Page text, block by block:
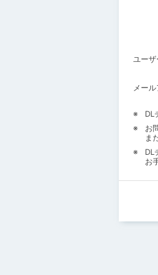
ユーザ
メー
DL
お
ま
DL
お